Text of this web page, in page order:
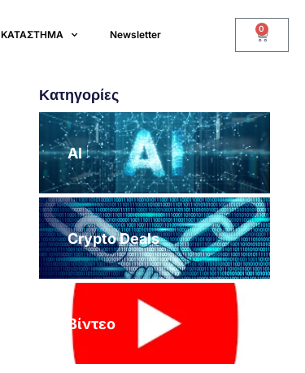
ΚΑΤΑΣΤΗΜΑ Newsletter 0
Κατηγορίες
AI
Crypto Deals
Βίντεο